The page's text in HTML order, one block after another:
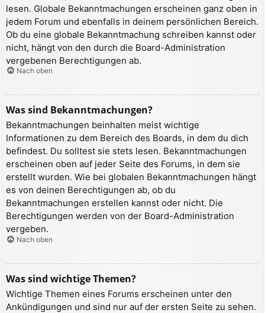
lesen. Globale Bekanntmachungen erscheinen ganz oben in
jedem Forum und ebenfalls in deinem persönlichen Bereich.
Ob du eine globale Bekanntmachung schreiben kannst oder
nicht, hängt von den durch die Board-Administration
vergebenen Berechtigungen ab.
Nach oben
Was sind Bekanntmachungen?
Bekanntmachungen beinhalten meist wichtige
Informationen zu dem Bereich des Boards, in dem du dich
befindest. Du solltest sie stets lesen. Bekanntmachungen
erscheinen oben auf jeder Seite des Forums, in dem sie
erstellt wurden. Wie bei globalen Bekanntmachungen hängt
es von deinen Berechtigungen ab, ob du
Bekanntmachungen erstellen kannst oder nicht. Die
Berechtigungen werden von der Board-Administration
vergeben.
Nach oben
Was sind wichtige Themen?
Wichtige Themen eines Forums erscheinen unter den
Ankündigungen und sind nur auf der ersten Seite zu sehen.